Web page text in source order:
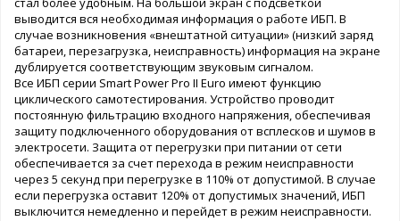
выводится вся необходимая информация о работе ИБП. В
случае возникновения «внештатной ситуации» (низкий заряд
батареи, перезагрузка, неисправность) информация на экране
дублируется соответствующим звуковым сигналом.
Все ИБП серии Smart Power Pro II Euro имеют функцию
циклического самотестирования. Устройство проводит
постоянную фильтрацию входного напряжения, обеспечивая
защиту подключенного оборудования от всплесков и шумов в
электросети. Защита от перегрузки при питании от сети
обеспечивается за счет перехода в режим неисправности
через 5 секунд при перегрузке в 110% от допустимой. В случае
если перегрузка оставит 120% от допустимых значений, ИБП
выключится немедленно и перейдет в режим неисправности.